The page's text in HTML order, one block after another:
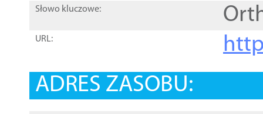
Słowo kluczowe:
URL:
ADRES ZASOBU: